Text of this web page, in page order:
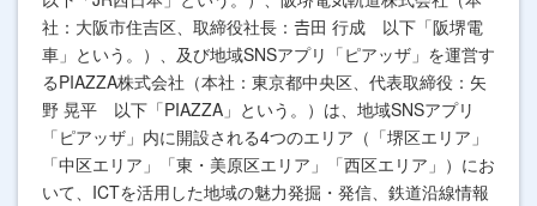
社：大阪市住吉区、取締役社長：𠮷田 行成 以下「阪堺電
車」という。）、及び地域SNSアプリ「ピアッザ」を運営す
るPIAZZA株式会社（本社：東京都中央区、代表取締役：矢
野 晃平 以下「PIAZZA」という。）は、地域SNSアプリ
「ピアッザ」内に開設される4つのエリア（「堺区エリア」
「中区エリア」「東・美原区エリア」「西区エリア」）にお
いて、ICTを活用した地域の魅力発掘・発信、鉄道沿線情報